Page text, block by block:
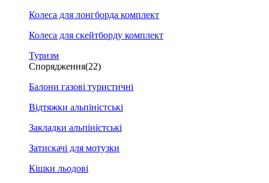
Колеса для лонгборда комплект
Колеса для скейтборду комплект
Туризм
Спорядження(22)
Балони газові туристичні
Відтяжки альпіністські
Закладки альпіністські
Затискачі для мотузки
Кішки льодові